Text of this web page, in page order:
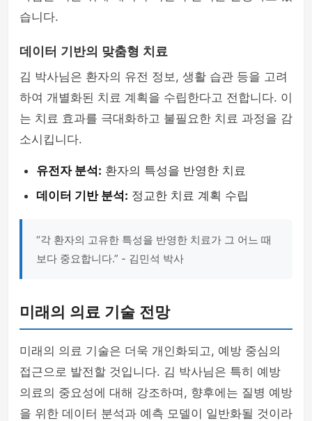
습니다.
데이터 기반의 맞춤형 치료
김 박사님은 환자의 유전 정보, 생활 습관 등을 고려
하여 개별화된 치료 계획을 수립한다고 전합니다. 이
는 치료 효과를 극대화하고 불필요한 치료 과정을 감
소시킵니다.
유전자 분석: 환자의 특성을 반영한 치료
데이터 기반 분석: 정교한 치료 계획 수립
“각 환자의 고유한 특성을 반영한 치료가 그 어느 때
보다 중요합니다.” - 김민석 박사
미래의 의료 기술 전망
미래의 의료 기술은 더욱 개인화되고, 예방 중심의
접근으로 발전할 것입니다. 김 박사님은 특히 예방
의료의 중요성에 대해 강조하며, 향후에는 질병 예방
을 위한 데이터 분석과 예측 모델이 일반화될 것이라